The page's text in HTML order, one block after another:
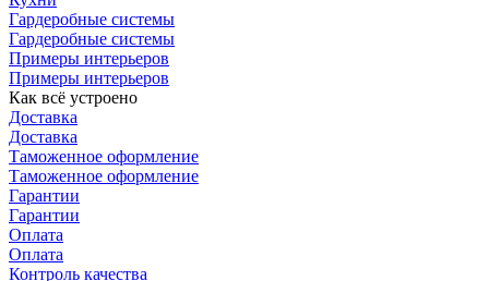
Гардеробные системы
Гардеробные системы
Примеры интерьеров
Примеры интерьеров
Как всё устроено
Доставка
Доставка
Таможенное оформление
Таможенное оформление
Гарантии
Гарантии
Оплата
Оплата
Контроль качества